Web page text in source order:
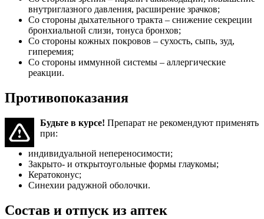
внутриглазного давления, расширение зрачков;
Со стороны дыхательного тракта – снижение секреции
бронхиальной слизи, тонуса бронхов;
Со стороны кожных покровов – сухость, сыпь, зуд,
гиперемия;
Со стороны иммунной системы – аллергические
реакции.
Противопоказания
Будьте в курсе! Препарат не рекомендуют применять
при:
индивидуальной непереносимости;
Закрыто- и открытоугольные формы глаукомы;
Кератоконус;
Синехии радужной оболочки.
Состав и отпуск из аптек